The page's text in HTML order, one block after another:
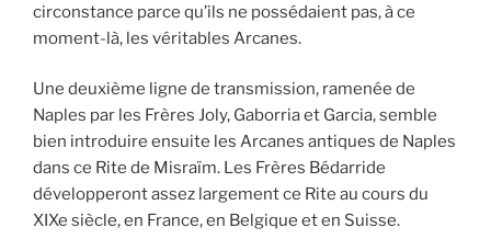
circonstance parce qu’ils ne possédaient pas, à ce
moment-là, les véritables Arcanes.
Une deuxième ligne de transmission, ramenée de
Naples par les Frères Joly, Gaborria et Garcia, semble
bien introduire ensuite les Arcanes antiques de Naples
dans ce Rite de Misraïm. Les Frères Bédarride
développeront assez largement ce Rite au cours du
XIXe siècle, en France, en Belgique et en Suisse.